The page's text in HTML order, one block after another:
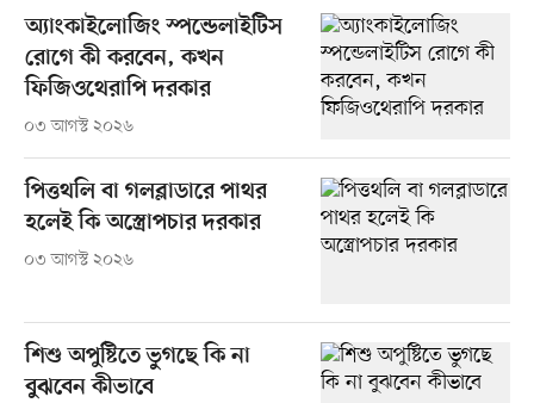
অ্যাংকাইলোজিং স্পন্ডেলাইটিস
রোগে কী করবেন, কখন
ফিজিওথেরাপি দরকার
০৩ আগস্ট ২০২৬
পিত্তথলি বা গলব্লাডারে পাথর
হলেই কি অস্ত্রোপচার দরকার
০৩ আগস্ট ২০২৬
শিশু অপুষ্টিতে ভুগছে কি না
বুঝবেন কীভাবে